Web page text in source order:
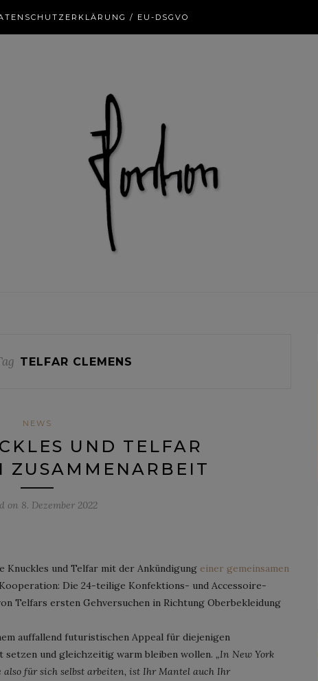
/ EU-DSGVO
TELFAR CLEMENS
NEWS
UND TELFAR
ZUSAMMENARBEIT
on 8. Dezember 2022
Knuckles und Telfar mit der Ankündigung einer gemeinsamen
Die 24-teilige Konfektions- und Accessoire-
Telfars ersten Gehversuchen in Richtung Oberbekleidung
auffallend futuristischen Appeal für diejenigen
und gleichzeitig warm bleiben wollen. „In New York
für sich selbst arbeiten, ist Ihr Mantel auch Ihr